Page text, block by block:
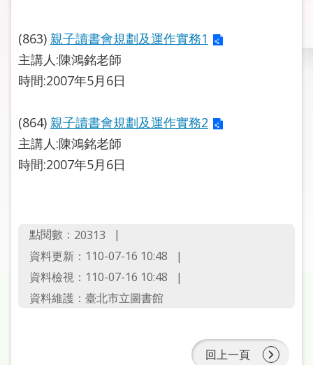
報
關
市
圖
線
常
見
問
答
(863) 親子讀書會規劃及運作實務1
主講人:陳鴻銘老師
時間:2007年5月6日
(864) 親子讀書會規劃及運作實務2
主講人:陳鴻銘老師
時間:2007年5月6日
點閱數： 20313
資料更新：110-07-16 10:48
資料檢視：110-07-16 10:48
資料維護：臺北市立圖書館
回上一頁